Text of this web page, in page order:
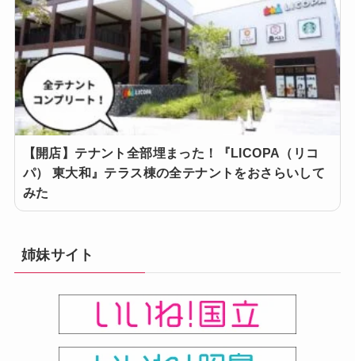
【開店】テナント全部埋まった！『LICOPA（リコ
パ） 東大和』テラス棟の全テナントをおさらいして
みた
姉妹サイト